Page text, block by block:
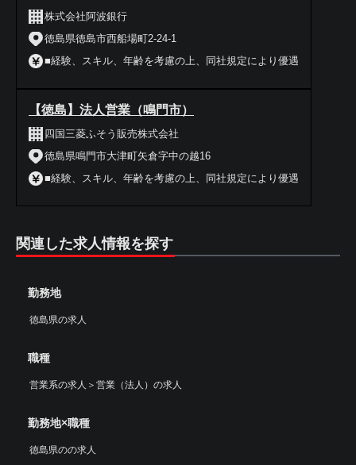
株式会社阿波銀行
徳島県徳島市西船場町2-24-1
■経験、スキル、年齢を考慮の上、同社規定により優遇
【徳島】法人営業（鳴門市）
四国三菱ふそう販売株式会社
徳島県鳴門市大津町矢倉字中の越16
■経験、スキル、年齢を考慮の上、同社規定により優遇
関連した求人情報を探す
勤務地
徳島県の求人
職種
営業系の求人 ＞ 営業（法人）の求人
勤務地×職種
徳島県のの求人